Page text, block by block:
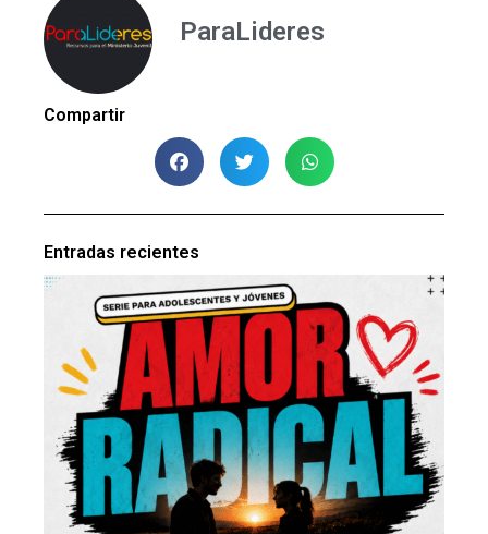
ParaLideres
Compartir
Entradas recientes